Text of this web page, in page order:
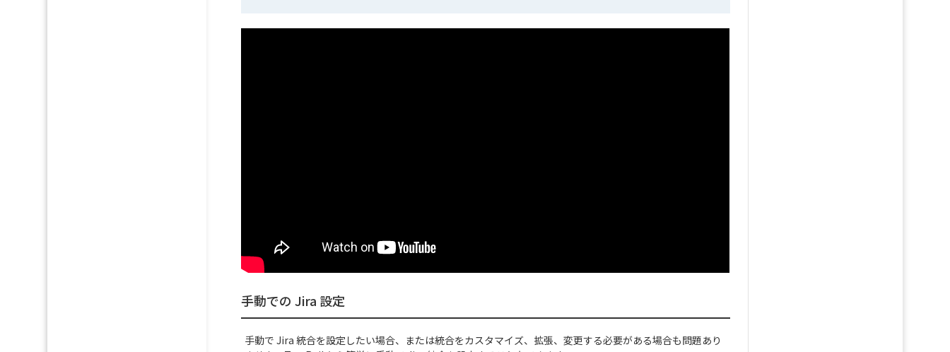
手動での Jira 設定
手動で Jira 統合を設定したい場合、または統合をカスタマイズ、拡張、変更する必要がある場合も問題あり